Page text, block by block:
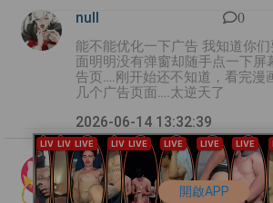
開啟APP
null 0
能不能优化一下广告 我知道你
面明明没有弹窗却随手点一下屏
告页….刚开始还不知道，看完漫
几个广告页面….太逆天了
2026-06-14 13:32:39
null 0
广告太多了